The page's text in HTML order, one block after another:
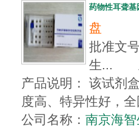
药物性耳聋基
盘
批准文
生... 主
产品说明： 该试剂
度高、特异性好，
公司名称： 南京海智